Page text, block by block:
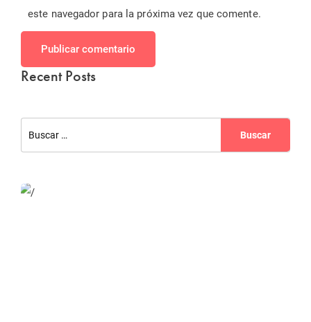
este navegador para la próxima vez que comente.
Publicar comentario
Recent Posts